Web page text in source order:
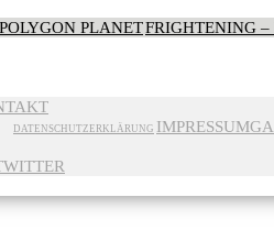
POLYGON PLANETFRIGHTENING
DATENSCHUTZERKLÄRUNG IMPRESSUM